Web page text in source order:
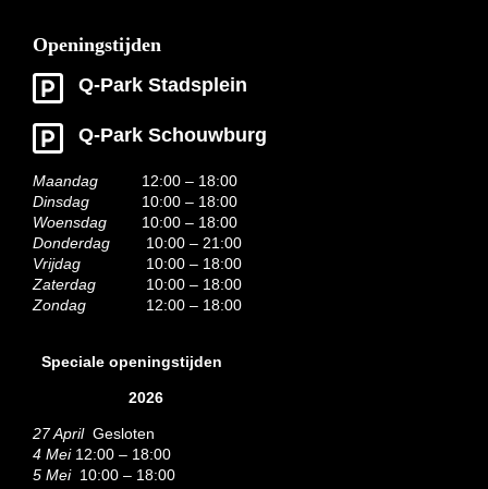
Openingstijden
Q-Park Stadsplein
Q-Park Schouwburg
Maandag
12:00 – 18:00
Dinsdag
10:00 – 18:00
Woensdag
10:00 – 18:00
Donderdag
10:00 – 21:00
Vrijdag
10:00 – 18:00
Zaterdag
10:00 – 18:00
Zondag
12:00 – 18:00
Speciale openingstijden
2026
27 AprilGesloten
4 Mei12:00 – 18:00
5 Mei10:00 – 18:00